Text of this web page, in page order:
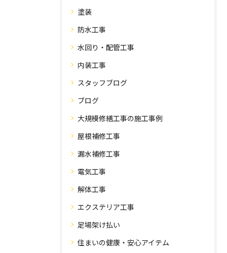
塗装
防水工事
水回り・配管工事
内装工事
スタッフブログ
ブログ
大規模修繕工事の施工事例
屋根補修工事
漏水補修工事
電気工事
解体工事
エクステリア工事
足場架け払い
住まいの健康・安心アイテム